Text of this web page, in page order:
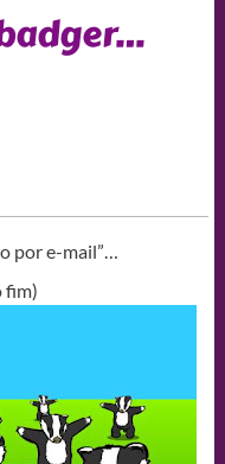
por e-mail”…
fim)